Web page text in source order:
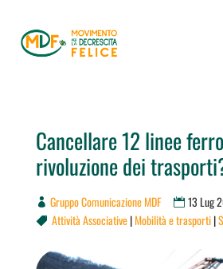
Cancellare 12 linee
rivoluzione dei
Gruppo Comunicazione MDF 13 Lug
 Attività Associative|Mobilità e trasporti|